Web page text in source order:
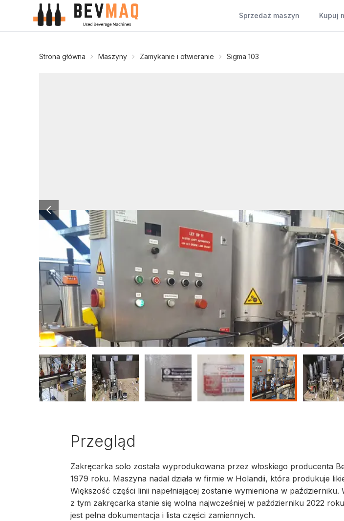
Sprzedaż maszyn Kupuj
Strona główna Maszyny Zamykanie i otwieranie Sigma 103
Przegląd
Zakręcarka solo została wyprodukowana przez włoskiego producenta
1979 roku. Maszyna nadal działa w firmie w Holandii, która produkuje
Większość części linii napełniającej zostanie wymieniona w październiku.
z tym zakręcarka stanie się wolna najwcześniej w październiku 2022
jest pełna dokumentacja i lista części zamiennych.